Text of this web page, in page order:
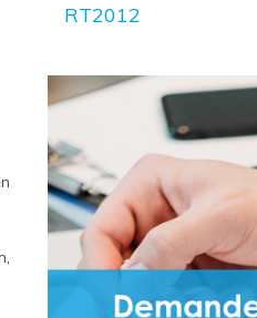
RT2012